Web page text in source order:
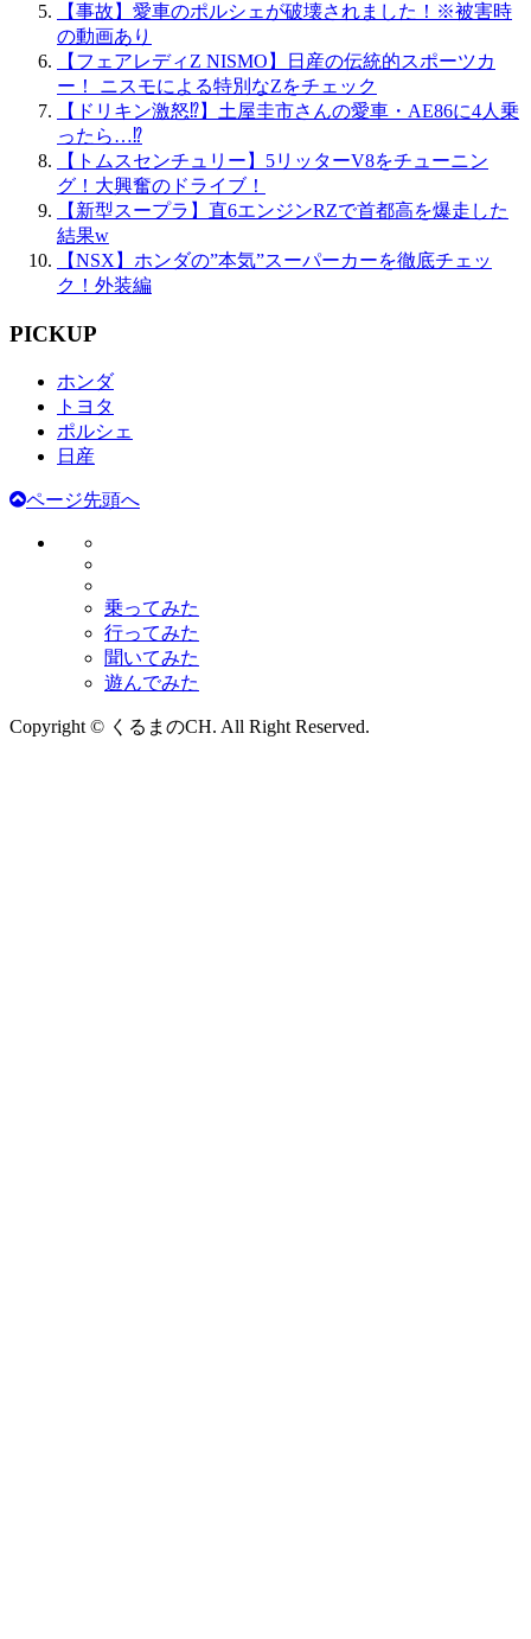
【事故】愛車のポルシェが破壊されました！※被害時
の動画あり
【フェアレディZ NISMO】日産の伝統的スポーツカ
ー！ ニスモによる特別なZをチェック
【ドリキン激怒⁉】土屋圭市さんの愛車・AE86に4人乗
ったら…⁉
【トムスセンチュリー】5リッターV8をチューニン
グ！大興奮のドライブ！
【新型スープラ】直6エンジンRZで首都高を爆走した
結果w
【NSX】ホンダの”本気”スーパーカーを徹底チェッ
ク！外装編
PICKUP
ホンダ
トヨタ
ポルシェ
日産
ページ先頭へ
乗ってみた
行ってみた
聞いてみた
遊んでみた
Copyright © くるまのCH. All Right Reserved.